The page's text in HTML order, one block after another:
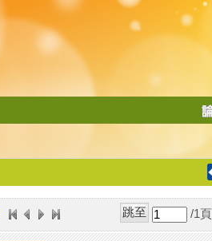
導
/1 頁